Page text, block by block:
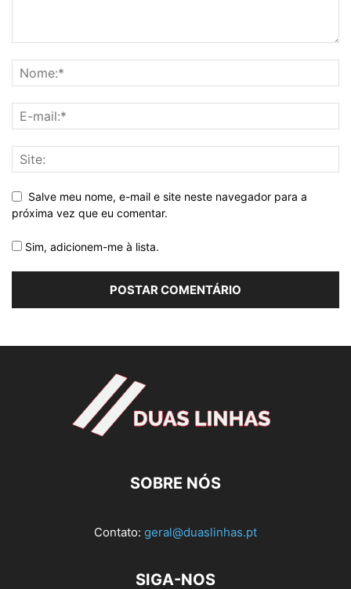
Salve meu nome, e-mail e site neste navegador para a
próxima vez que eu comentar.
Sim, adicionem-me à lista.
SOBRE NÓS
Contato: geral@duaslinhas.pt
SIGA-NOS